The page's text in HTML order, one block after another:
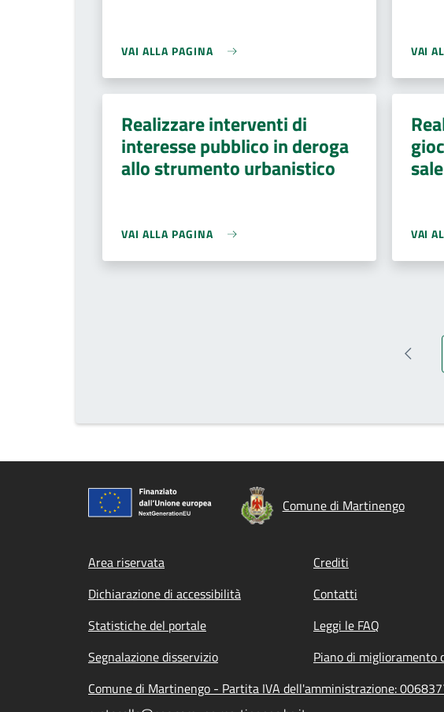
VAI ALLA PAGINA VAI
Realizzare interventi di
interesse pubblico in deroga
allo strumento urbanistico
VAI ALLA PAGINA VAI
Comune di Martinengo
Footer menu
Area riservata Crediti
Dichiarazione di accessibilità
Contatti
Statistiche del portale
Leggi le FAQ
Segnalazione disservizio
Piano di miglioramento
Comune di Martinengo - Partita IVA dell'amministrazione: